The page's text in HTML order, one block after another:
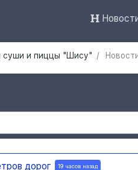
суши и пиццы "Шису"
детям рассказывают